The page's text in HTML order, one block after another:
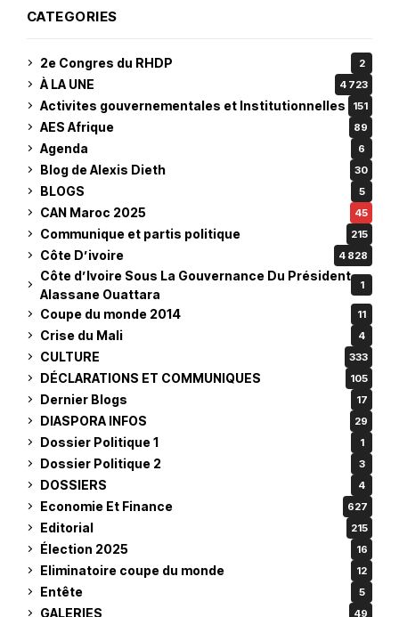
CATEGORIES
2e Congres du RHDP 2
À LA UNE 4 723
Activites gouvernementales et Institutionnelles 151
AES Afrique 89
Agenda 6
Blog de Alexis Dieth 30
BLOGS 5
CAN Maroc 2025 45
Communique et partis politique 215
Côte D’ivoire 4 828
Côte d’Ivoire Sous La Gouvernance Du Président
Alassane Ouattara
1
Coupe du monde 2014 11
Crise du Mali 4
CULTURE 333
DÉCLARATIONS ET COMMUNIQUES 105
Dernier Blogs 17
DIASPORA INFOS 29
Dossier Politique 1 1
Dossier Politique 2 3
DOSSIERS 4
Economie Et Finance 627
Editorial 215
Élection 2025 16
Eliminatoire coupe du monde 12
Entête 5
GALERIES 49